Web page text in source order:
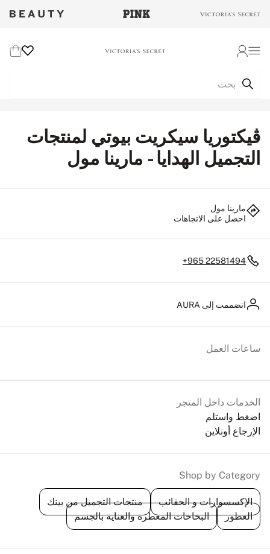
ڤيكتوريا سيكريت بيوتي لمنتجات
التجميل الهدايا - مارينا مول
مارينا مول
احصل على الاتجاهات
+965 22581494
انضممت إلى AURA
الخدمات داخل المتجر
اضغط واستلم
الإرجاع أونلاين
ساعات العمل
Shop by Category
الإكسسوارات و الحقائب
منتجات التجميل من بينك
العطور
البخاخات المعطرة والعناية بالجسم